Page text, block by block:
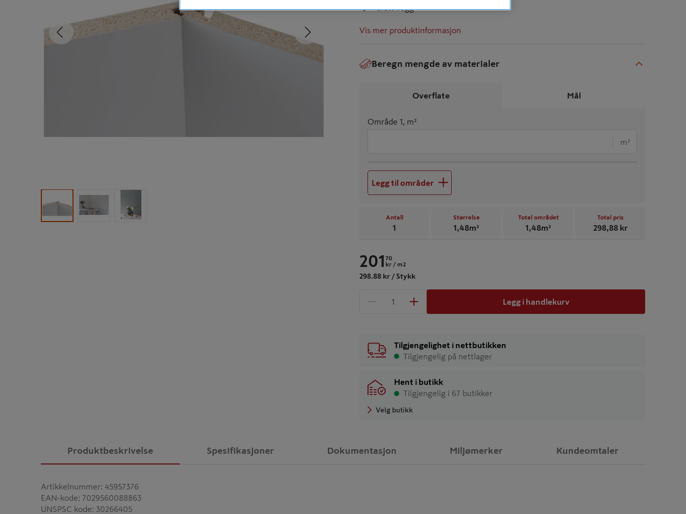
Tidligere
Produktbilde 1Produktbilde 2Produktbilde 3
Slett vegg
Vis mer produktinformasjon
€ Beregn mengde av materialer
Overflate Mål
Område 1, m²
m²
Legg til områder
Antall
1
Størrelse
1,48m²
Total området
1,48m²
Total pris
298,88 kr
201 70
kr / m2
298.88 kr / Stykk
1 produkter
Legg i handlekurv
Tilgjengelighet i nettbutikken
Tilgjengelig på nettlager
Hent i butikk
Tilgjengelig i 67 butikker
Velg butikk
Produktbeskrivelse Spesifikasjoner Dokumentasjon Miljømerker Kundeomtaler
Artikkelnummer: 45957376
EAN-kode: 7029560088863
UNSPSC kode: 30266405